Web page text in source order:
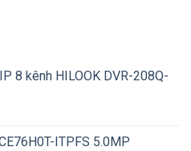
8 kênh HILOOK DVR-208Q-
ITPFS 5.0MP